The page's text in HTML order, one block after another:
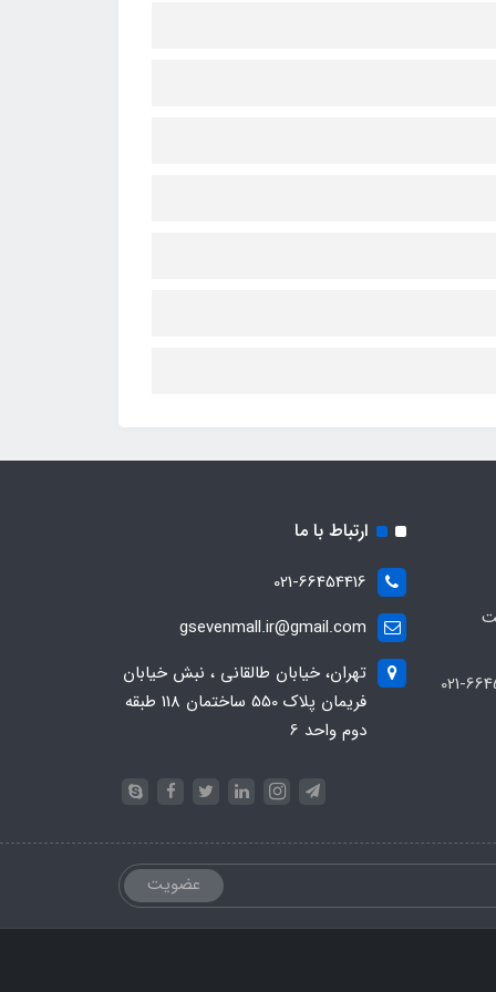
ارتباط با ما
021-66454416
gsevenmall.ir@gmail.com
تهران، خیابان طالقانی ، نبش خیابان
فریمان پلاک 550 ساختمان 118 طبقه
دوم واحد 6
عضویت